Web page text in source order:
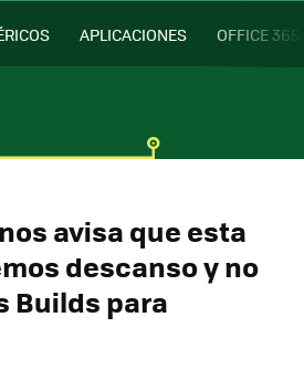
APLICACIONES OFFICE 365
avisa que esta
descanso y no
Builds para